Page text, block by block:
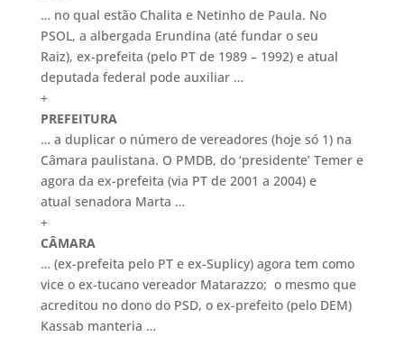
… no qual estão Chalita e Netinho de Paula. No
PSOL, a albergada Erundina (até fundar o seu
Raiz), ex-prefeita (pelo PT de 1989 – 1992) e atual
deputada federal pode auxiliar …
+
PREFEITURA
… a duplicar o número de vereadores (hoje só 1) na
Câmara paulistana. O PMDB, do ‘presidente’ Temer e
agora da ex-prefeita (via PT de 2001 a 2004) e
atual senadora Marta …
+
CÂMARA
… (ex-prefeita pelo PT e ex-Suplicy) agora tem como
vice o ex-tucano vereador Matarazzo; o mesmo que
acreditou no dono do PSD, o ex-prefeito (pelo DEM)
Kassab manteria …